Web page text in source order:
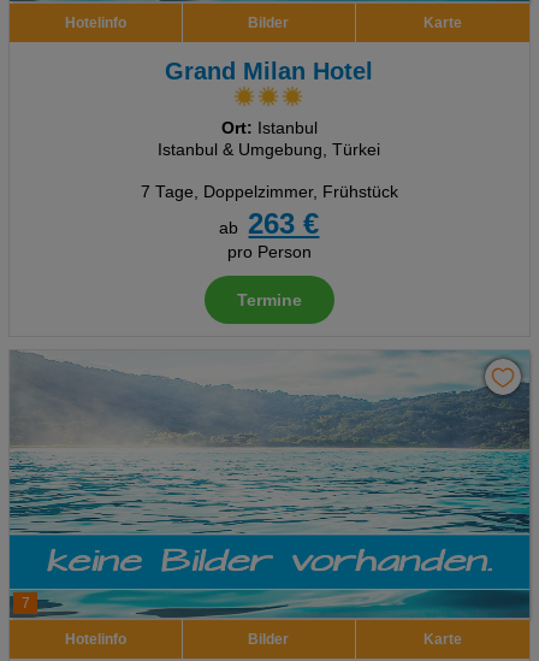
Hotelinfo Bilder Karte
Grand Milan Hotel
Ort: Istanbul
Istanbul & Umgebung, Türkei
7 Tage, Doppelzimmer, Frühstück
ab
263 €
pro Person
Termine
7
Hotelinfo Bilder Karte